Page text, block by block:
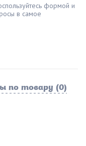
формой и
в самое
по товару (0)